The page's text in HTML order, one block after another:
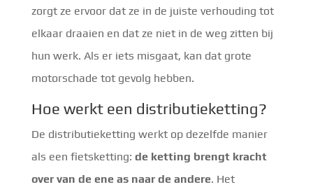
zorgt ze ervoor dat ze in de juiste verhouding tot
elkaar draaien en dat ze niet in de weg zitten bij
hun werk. Als er iets misgaat, kan dat grote
motorschade tot gevolg hebben.
Hoe werkt een distributieketting?
De distributieketting werkt op dezelfde manier
als een fietsketting: de ketting brengt kracht
over van de ene as naar de andere. Het